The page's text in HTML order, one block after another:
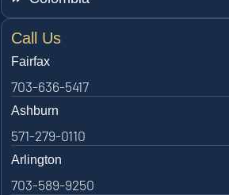
Call Us
Fairfax
703-636-5417
Ashburn
571-279-0110
Arlington
703-589-9250